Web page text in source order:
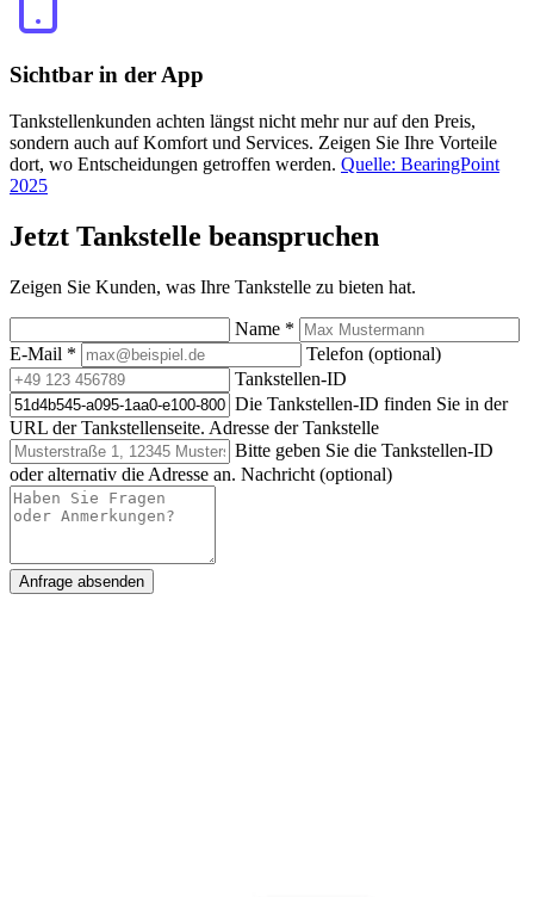
Sichtbar in der App
Tankstellenkunden achten längst nicht mehr nur auf den Preis,
sondern auch auf Komfort und Services. Zeigen Sie Ihre Vorteile
dort, wo Entscheidungen getroffen werden. Quelle: BearingPoint
2025
Jetzt Tankstelle beanspruchen
Zeigen Sie Kunden, was Ihre Tankstelle zu bieten hat.
Name *
E-Mail *
Telefon (optional)
Tankstellen-ID
Die Tankstellen-ID finden Sie in der
URL der Tankstellenseite. Adresse der Tankstelle
Bitte geben Sie die Tankstellen-ID
oder alternativ die Adresse an. Nachricht (optional)
Anfrage absenden